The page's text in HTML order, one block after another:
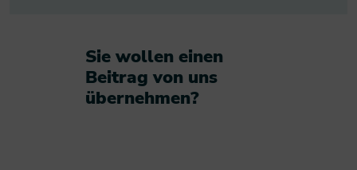
Sie wollen einen
Beitrag von uns
übernehmen?​